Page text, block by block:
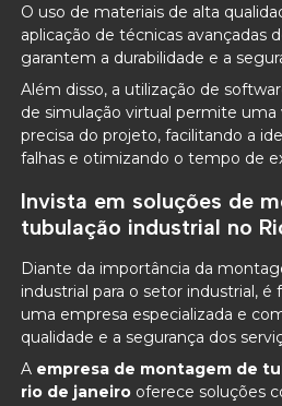
O uso de materiais de alta
aplicação de técnicas avançadas
garantem a durabilidade e a
Além disso, a utilização de
de simulação virtual permite uma
precisa do projeto, facilitando a
falhas e otimizando o tempo de
Invista em soluções de
tubulação industrial no
Diante da importância da
industrial para o setor industrial,
uma empresa especializada e
qualidade e a segurança dos
A empresa de montagem de
rio de janeiro oferece soluções